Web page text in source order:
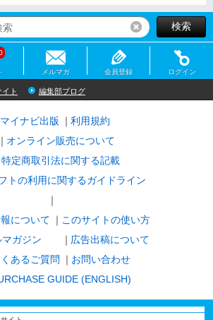
リセット検索
メルマガ 会員登録 ログイン
ト 編集部ブログ
マイナビ出版
利用規約
オンライン販売について
特定商取引法に関する記載
トの利用に関するガイドライン
｜
について
このサイトの使い方
マガジン
広告出稿について
あるご質問
お問い合わせ
GUIDE (ENGLISH)